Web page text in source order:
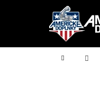
Domů
í
Zpět
do
Zpět
do